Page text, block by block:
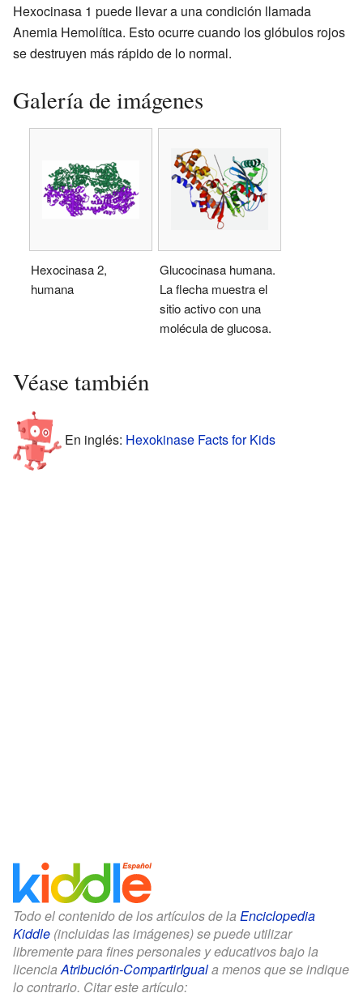
Hexocinasa 1 puede llevar a una condición llamada
Anemia Hemolítica. Esto ocurre cuando los glóbulos rojos
se destruyen más rápido de lo normal.
Galería de imágenes
Hexocinasa 2,
humana
Glucocinasa humana.
La flecha muestra el
sitio activo con una
molécula de glucosa.
Véase también
En inglés: Hexokinase Facts for Kids
Todo el contenido de los artículos de la Enciclopedia
Kiddle (incluidas las imágenes) se puede utilizar
libremente para fines personales y educativos bajo la
licenciaAtribución-CompartirIguala menos que se indique
lo contrario. Citar este artículo: